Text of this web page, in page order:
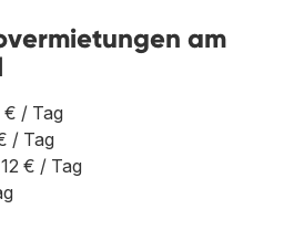
am
€ / Tag
/ Tag
€ / Tag